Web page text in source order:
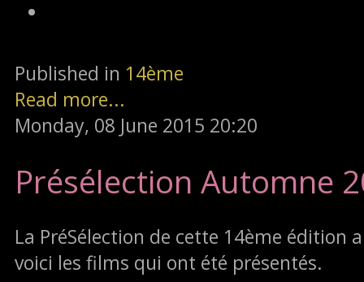
Published in 14ème
Read more...
Monday, 08 June 2015 20:20
Présélection Automne
La PréSélection de cette 14ème édition
voici les films qui ont été présentés.